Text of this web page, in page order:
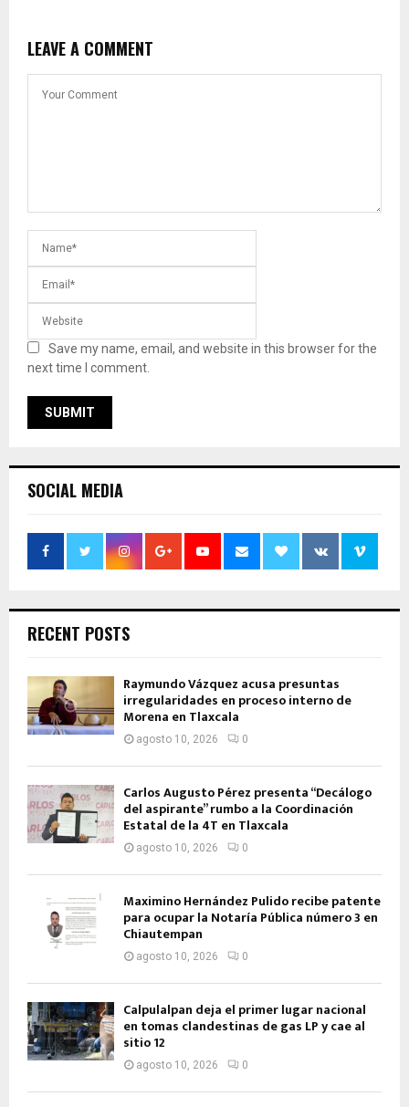
LEAVE A COMMENT
Save my name, email, and website in this browser for the
next time I comment.
SOCIAL MEDIA
RECENT POSTS
Raymundo Vázquez acusa presuntas
irregularidades en proceso interno de
Morena en Tlaxcala
agosto 10, 2026 0
Carlos Augusto Pérez presenta “Decálogo
del aspirante” rumbo a la Coordinación
Estatal de la 4T en Tlaxcala
agosto 10, 2026 0
Maximino Hernández Pulido recibe patente
para ocupar la Notaría Pública número 3 en
Chiautempan
agosto 10, 2026 0
Calpulalpan deja el primer lugar nacional
en tomas clandestinas de gas LP y cae al
sitio 12
agosto 10, 2026 0